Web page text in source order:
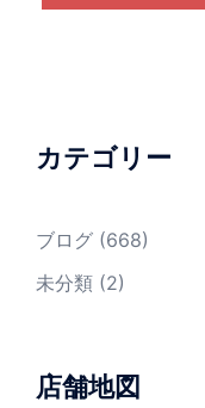
カテゴリー
ブログ (668)
未分類 (2)
店舗地図